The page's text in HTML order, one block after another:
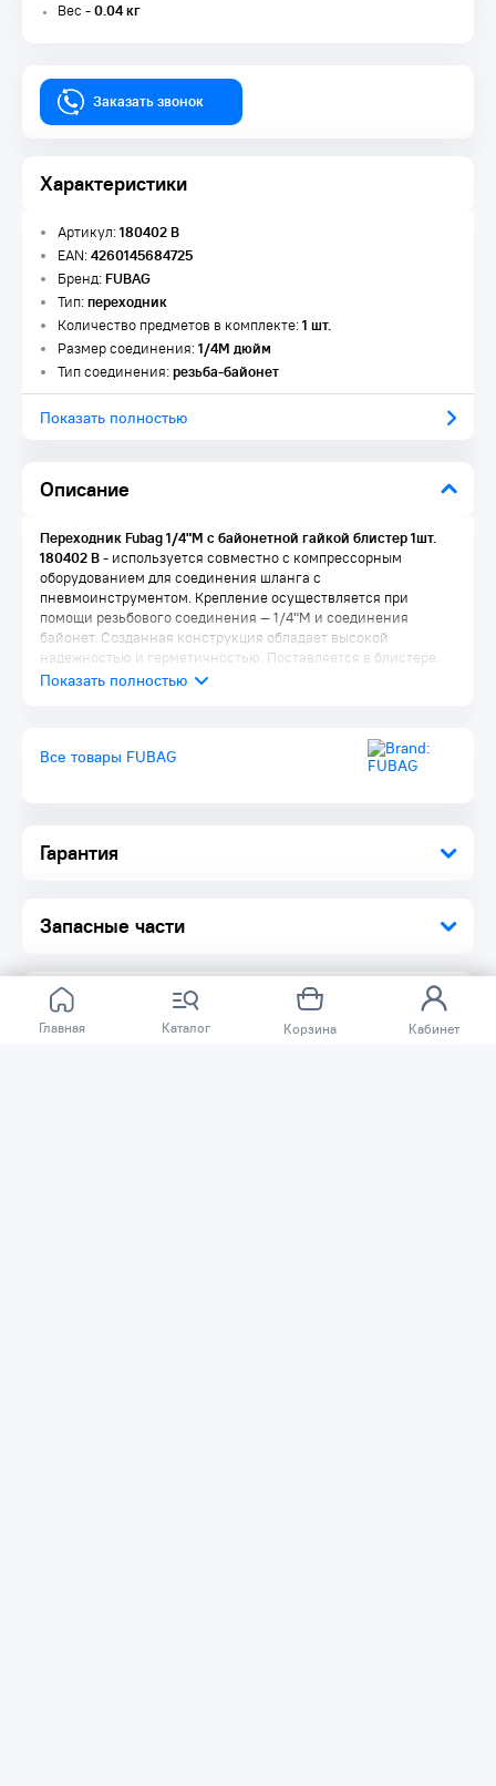
Главная Каталог Корзина Кабинет
Вес -0.04 кг
Заказать звонок
Характеристики
Описание
Гарантия
Запасные части
Артикул:180402 B
EAN:4260145684725
Бренд:FUBAG
Тип:переходник
Количество предметов в комплекте:1 шт.
Размер соединения:1/4М дюйм
Тип соединения:резьба-байонет
Показать полностью
Переходник Fubag 1/4"M с байонетной гайкой блистер 1шт.
180402 B- используется совместно с компрессорным
оборудованием для соединения шланга с
пневмоинструментом. Крепление осуществляется при
помощи резьбового соединения — 1/4"M и соединения
байонет. Созданная конструкция обладает высокой
надежностью и герметичностью. Поставляется в блистере.
Все товары FUBAG